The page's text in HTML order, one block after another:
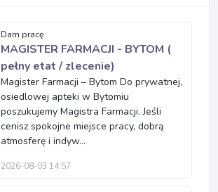
Dam pracę
MAGISTER FARMACJI - BYTOM (
pełny etat / zlecenie)
Magister Farmacji – Bytom Do prywatnej,
osiedlowej apteki w Bytomiu
poszukujemy Magistra Farmacji. Jeśli
cenisz spokojne miejsce pracy, dobrą
atmosferę i indyw...
2026-08-03 14:57